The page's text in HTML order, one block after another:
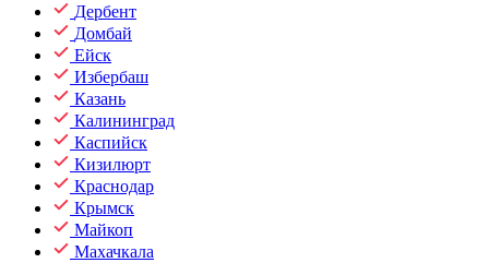
Дербент
Домбай
Ейск
Избербаш
Казань
Калининград
Каспийск
Кизилюрт
Краснодар
Крымск
Майкоп
Махачкала